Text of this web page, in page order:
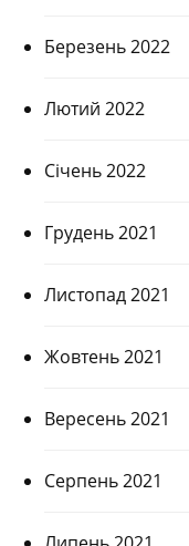
Березень 2022
Лютий 2022
Січень 2022
Грудень 2021
Листопад 2021
Жовтень 2021
Вересень 2021
Серпень 2021